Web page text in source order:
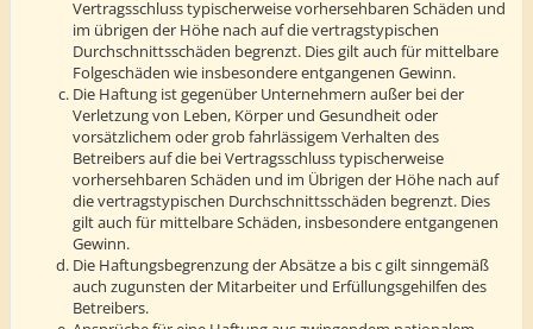
Vertragsschluss typischerweise vorhersehbaren Schäden und
im übrigen der Höhe nach auf die vertragstypischen
Durchschnittsschäden begrenzt. Dies gilt auch für mittelbare
Folgeschäden wie insbesondere entgangenen Gewinn.
Die Haftung ist gegenüber Unternehmern außer bei der
Verletzung von Leben, Körper und Gesundheit oder
vorsätzlichem oder grob fahrlässigem Verhalten des
Betreibers auf die bei Vertragsschluss typischerweise
vorhersehbaren Schäden und im Übrigen der Höhe nach auf
die vertragstypischen Durchschnittsschäden begrenzt. Dies
gilt auch für mittelbare Schäden, insbesondere entgangenen
Gewinn.
Die Haftungsbegrenzung der Absätze a bis c gilt sinngemäß
auch zugunsten der Mitarbeiter und Erfüllungsgehilfen des
Betreibers.